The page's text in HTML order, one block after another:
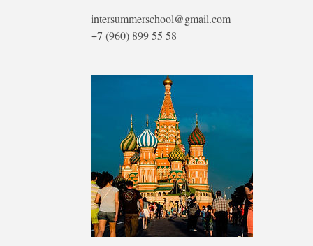
intersummerschool@gmail.com
+7 (960) 899 55 58